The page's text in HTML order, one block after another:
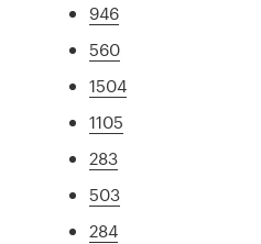
946
560
1504
1105
283
503
284